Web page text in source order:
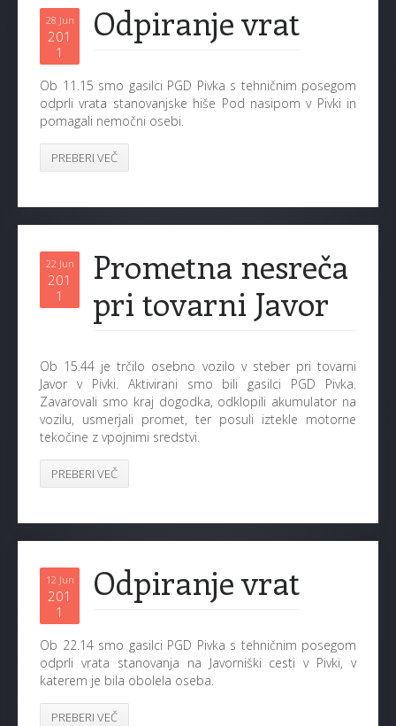
28 Jun
201
1
Odpiranje vrat
Ob 11.15 smo gasilci PGD Pivka s tehničnim posegom
odprli vrata stanovanjske hiše Pod nasipom v Pivki in
pomagali nemočni osebi.
PREBERI VEČ
22 Jun
201
1
Prometna nesreča
pri tovarni Javor
Ob 15.44 je trčilo osebno vozilo v steber pri tovarni
Javor v Pivki. Aktivirani smo bili gasilci PGD Pivka.
Zavarovali smo kraj dogodka, odklopili akumulator na
vozilu, usmerjali promet, ter posuli iztekle motorne
tekočine z vpojnimi sredstvi.
PREBERI VEČ
12 Jun
201
1
Odpiranje vrat
Ob 22.14 smo gasilci PGD Pivka s tehničnim posegom
odprli vrata stanovanja na Javorniški cesti v Pivki, v
katerem je bila obolela oseba.
PREBERI VEČ